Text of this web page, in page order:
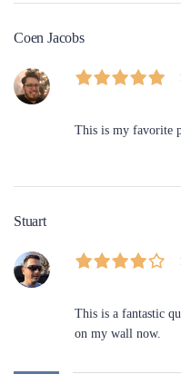
Coen Jacobs
This is my favorite
Stuart
This is a fantastic
on my wall now.